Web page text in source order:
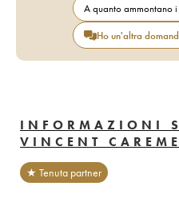
A quanto ammontano
Ho un'altra
INFORMAZIONI
VINCENT CAREME
★ Tenuta partner